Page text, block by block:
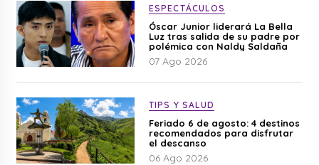
ESPECTÁCULOS
Óscar Junior liderará La Bella
Luz tras salida de su padre por
polémica con Naldy Saldaña
07 Ago 2026
TIPS Y SALUD
Feriado 6 de agosto: 4 destinos
recomendados para disfrutar
el descanso
06 Ago 2026